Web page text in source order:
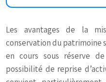
Les avantages de la
conservation du patrimoine
en cours sous réserve
possibilité de reprise